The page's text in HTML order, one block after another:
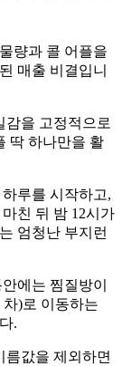
량과 콜 어플을
매출 비결입니
감을 고정적으로
딱 하나만을 활
루를 시작하고,
친 뒤 밤 12시가
엄청난 부지런
에는 찜질방이
)로 이동하는
.
름값을 제외하면